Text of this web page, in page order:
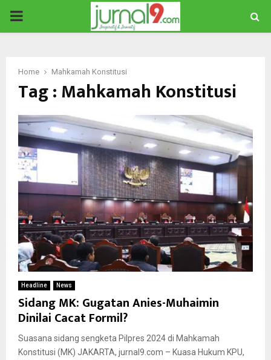
PRIMARY
Home Mahkamah Konstitusi
Tag : Mahkamah Konstitusi
Headline News
Sidang MK: Gugatan Anies-Muhaimin
Dinilai Cacat Formil?
Suasana sidang sengketa Pilpres 2024 di Mahkamah
Konstitusi (MK) JAKARTA, jurnal9.com – Kuasa Hukum KPU,